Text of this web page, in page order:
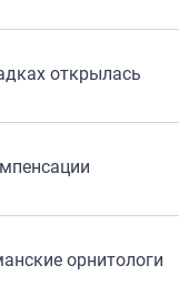
открылась
орнитологи